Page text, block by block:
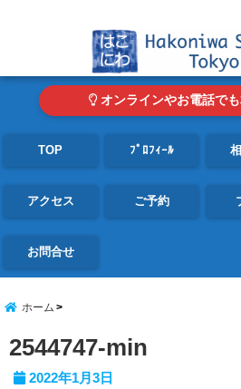
オンラインやお電話で
TOP ﾌﾟﾛﾌｨｰﾙ
アクセス ご予約
お問合せ
ホーム
2544747-min
2022年1月3日